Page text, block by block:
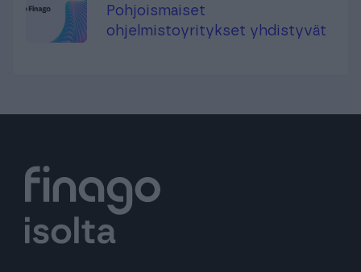
Pohjoismaiset
ohjelmistoyritykset yhdistyvät